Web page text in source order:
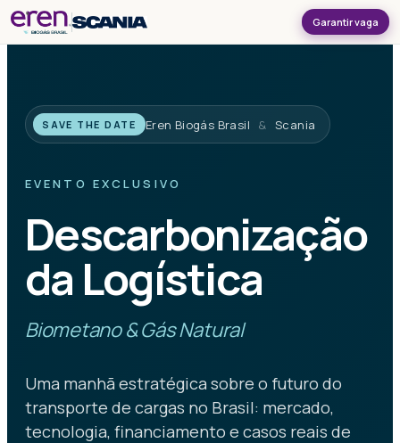
Garantir vaga
SAVE THE DATE Eren Biogás Brasil & Scania
EVENTO EXCLUSIVO
Descarbonização
da Logística
Biometano & Gás Natural
Uma manhã estratégica sobre o futuro do
transporte de cargas no Brasil: mercado,
tecnologia, financiamento e casos reais de